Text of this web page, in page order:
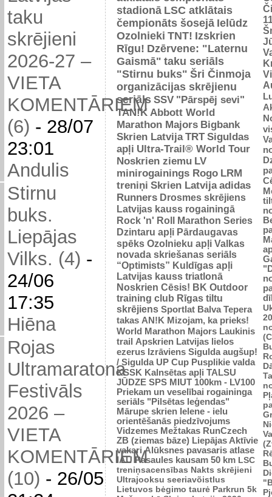
taku
skrējieni
2026-27 –
VIETA
KOMENTĀRIEM
(6) - 28/07
23:01
Andulis
Stirnu
buks.
Liepājas
Vilks. (4) -
24/06
17:35
Hiēna
Rojas
Ultramaratona
Festivāls
2026 –
VIETA
KOMENTĀRIEM
(10) - 26/05
stadionā LSC atklātais
čempionāts šosejā Ielūdz
Ozolnieki TNT! Izskrien
Rīgu! Dzērvene: "Laternu
Gaismā" taku seriāls
"Stirnu buks" Šri Činmoja
organizācijas skrējienu
seriāls SSV "Pārspēj sevi"
TAN!K Abbott World
Marathon Majors Bigbank
Skrien Latvija TRT Siguldas
apļi Ultra-Trail® World Tour
Noskrien ziemu LV
minirogainings Rogo LRM
treniņi Skrien Latvija adidas
Runners Drosmes skrējiens
Latvijas kauss rogainingā
Rock 'n' Roll Marathon Series
Dzintaru apļi Pārdaugavas
spēks Ozolnieku apļi Valkas
novada skriešanas seriāls
“Optimists” Kuldīgas apļi
Latvijas kauss triatlonā
Noskrien Cēsis! BK Outdoor
training club Rīgas tiltu
skrējiens Sportlat Balva Tepera
takas AN!K Mizojam, ka prieks!
World Marathon Majors Laukinis
trail Apskrien Latvijas lielos
ezerus Izrāviens Sigulda augšup!
/ Sigulda UP Cup Pusplikie valda
KSSK Kalnsētas apļi TALSU
JŪDZE SPS MIUT 100km - LV100
Priekam un veselībai rogaininga
seriāls "Pilsētas leģendas"
Mārupe skrien Ielene - ielu
orientēšanās piedzīvojums
Vidzemes Mežtakas RunCzech
ZB (ziemas bāze) Liepājas Aktīvie
vakari Alūksnes pavasaris atlase
IAU Pasaules kausam 50 km LSC
treniņsacensības Nakts skrējieni
Ultrajooksu seeriavõistlus
Lietuvos bėgimo taurė Parkrun 5k